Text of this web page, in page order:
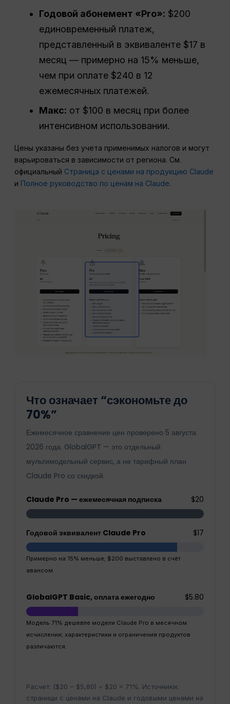
Годовой абонемент «Pro»: $200
единовременный платеж,
представленный в эквиваленте $17 в
месяц — примерно на 15% меньше,
чем при оплате $240 в 12
ежемесячных платежей.
Макс: от $100 в месяц при более
интенсивном использовании.
Цены указаны без учета применимых налогов и могут
варьироваться в зависимости от региона. См.
официальный Страница с ценами на продукцию Claude
и Полное руководство по ценам на Claude.
Что означает “сэкономьте до
70%”
Ежемесячное сравнение цен проверено 5 августа
2026 года. GlobalGPT — это отдельный
мультимодельный сервис, а не тарифный план
Claude Pro со скидкой.
Claude Pro — ежемесячная подписка $20
Годовой эквивалент Claude Pro $17
Примерно на 15% меньше; $200 выставлено в счёт
авансом.
GlobalGPT Basic, оплата ежегодно $5.80
Модель 71% дешевле модели Claude Pro в месячном
исчислении; характеристики и ограничения продуктов
различаются.
Расчет: ($20 − $5,80) ÷ $20 = 71%. Источники:
страницы с ценами на Claude и годовыми ценами на